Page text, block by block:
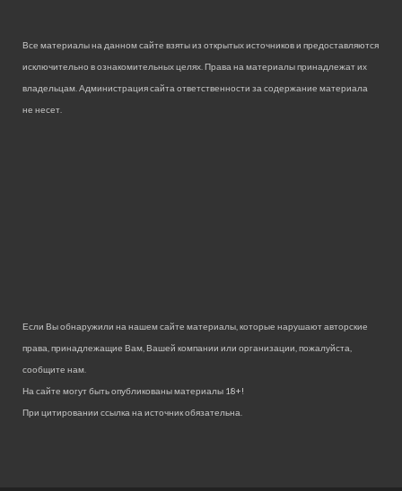
Все материалы на данном сайте взяты из открытых источников и предоставляются
исключительно в ознакомительных целях. Права на материалы принадлежат их
владельцам. Администрация сайта ответственности за содержание материала
не несет.
Если Вы обнаружили на нашем сайте материалы, которые нарушают авторские
права, принадлежащие Вам, Вашей компании или организации, пожалуйста,
сообщите нам.
На сайте могут быть опубликованы материалы 18+!
При цитировании ссылка на источник обязательна.